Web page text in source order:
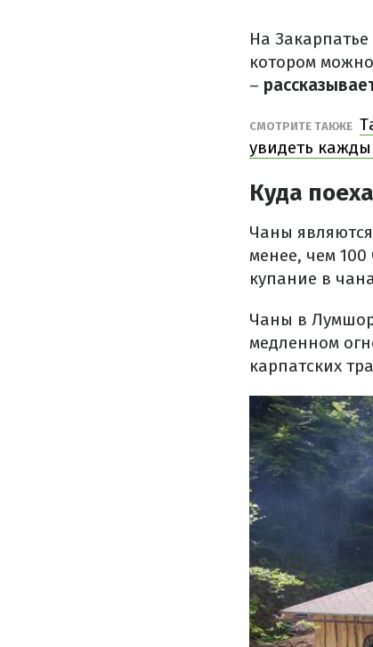
На
котором
–
СМОТРИТЕ ТАКЖЕ
увидеть
Куда
Чаны
менее, чем
купание в
Чаны в
медленном
карпатских